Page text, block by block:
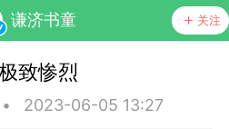
谦济书童 关注
致惨烈
• 2023-06-05 13:27